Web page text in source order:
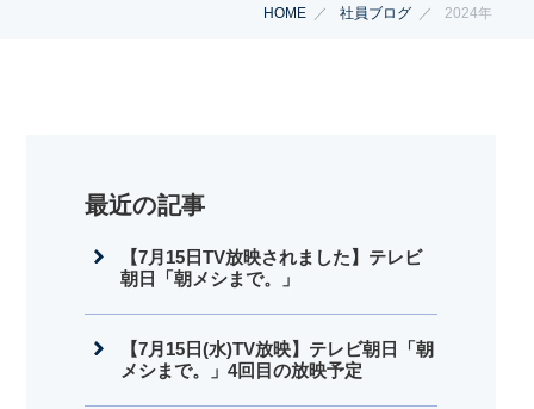
HOME 社員ブログ 2024年
最近の記事
【7月15日TV放映されました】テレビ
朝日「朝メシまで。」
【7月15日(水)TV放映】テレビ朝日「朝
メシまで。」4回目の放映予定